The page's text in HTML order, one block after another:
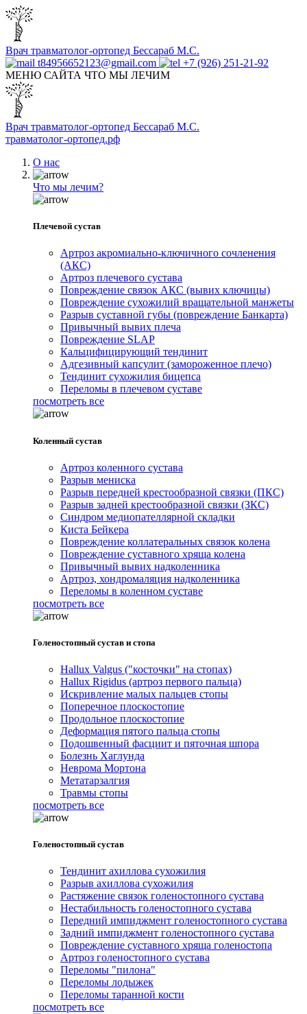
Врач травматолог-ортопед Бессараб М.С.
t84956652123@gmail.com
+7 (926) 251-21-92
МЕНЮ САЙТА ЧТО МЫ ЛЕЧИМ
Врач травматолог-ортопед Бессараб М.С.
травматолог-ортопед.рф
О нас
Что мы лечим?
Плечевой сустав
Артроз акромиально-ключичного сочленения
(АКС)
Артроз плечевого сустава
Повреждение связок АКС (вывих ключицы)
Повреждение сухожилий вращательной манжеты
Разрыв суставной губы (повреждение Банкарта)
Привычный вывих плеча
Повреждение SLAP
Кальцифицирующий тендинит
Адгезивный капсулит (замороженное плечо)
Тендинит сухожилия бицепса
Переломы в плечевом суставе
посмотреть все
Коленный сустав
Артроз коленного сустава
Разрыв мениска
Разрыв передней крестообразной связки (ПКС)
Разрыв задней крестообразной связки (ЗКС)
Синдром медиопателлярной складки
Киста Бейкера
Повреждение коллатеральных связок колена
Повреждение суставного хряща колена
Привычный вывих надколенника
Артроз, хондромаляция надколенника
Переломы в коленном суставе
посмотреть все
Голеностопный сустав и стопа
Hallux Valgus ("косточки" на стопах)
Hallux Rigidus (артроз первого пальца)
Искривление малых пальцев стопы
Поперечное плоскостопие
Продольное плоскостопие
Деформация пятого пальца стопы
Подошвенный фасциит и пяточная шпора
Болезнь Хаглунда
Неврома Мортона
Метатарзалгия
Травмы стопы
посмотреть все
Голеностопный сустав
Тендинит ахиллова сухожилия
Разрыв ахиллова сухожилия
Растяжение связок голеностопного сустава
Нестабильность голеностопного сустава
Передний импиджмент голеностопного сустава
Задний импиджмент голеностопного сустава
Повреждение суставного хряща голеностопа
Артроз голеностопного сустава
Переломы "пилона"
Переломы лодыжек
Переломы таранной кости
посмотреть все